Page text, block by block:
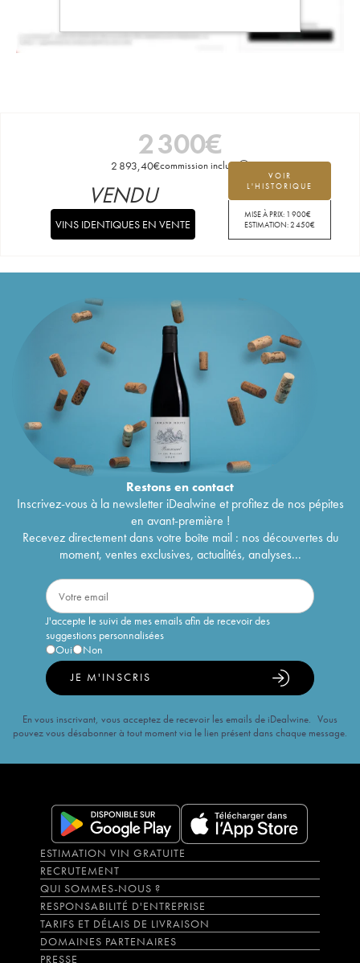
2 300€
2 893,40€commission incluse
VOIR
L'HISTORIQUE
MISE À PRIX: 1 900€
ESTIMATION:2 450€
VENDU
VINS IDENTIQUES EN VENTE
Restons encontact
Inscrivez-vous à la newsletter iDealwine et profitez de nos pépites
en avant-première !
Recevez directement dans votre boîte mail : nos découvertes du
moment, ventes exclusives, actualités, analyses...
J'accepte le suivi de mes emails afin de recevoir des
suggestions personnalisées
Oui
Non
JE M'INSCRIS
En vous inscrivant, vous acceptez de recevoir les emails de iDealwine. Vous
pouvez vous désabonner à tout moment via le lien présent dans chaque message.
ESTIMATION VIN GRATUITE
RECRUTEMENT
QUI SOMMES-NOUS ?
RESPONSABILITÉ D'ENTREPRISE
TARIFS ET DÉLAIS DE LIVRAISON
DOMAINES PARTENAIRES
PRESSE